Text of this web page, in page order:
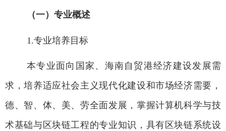
（一）专业概述
1.专业培养目标
本专业面向国家、海南自贸港经济建设发展需
求，培养适应社会主义现代化建设和市场经济需要，
德、智、体、美、劳全面发展，掌握计算机科学与技
术基础与区块链工程的专业知识，具有区块链系统设